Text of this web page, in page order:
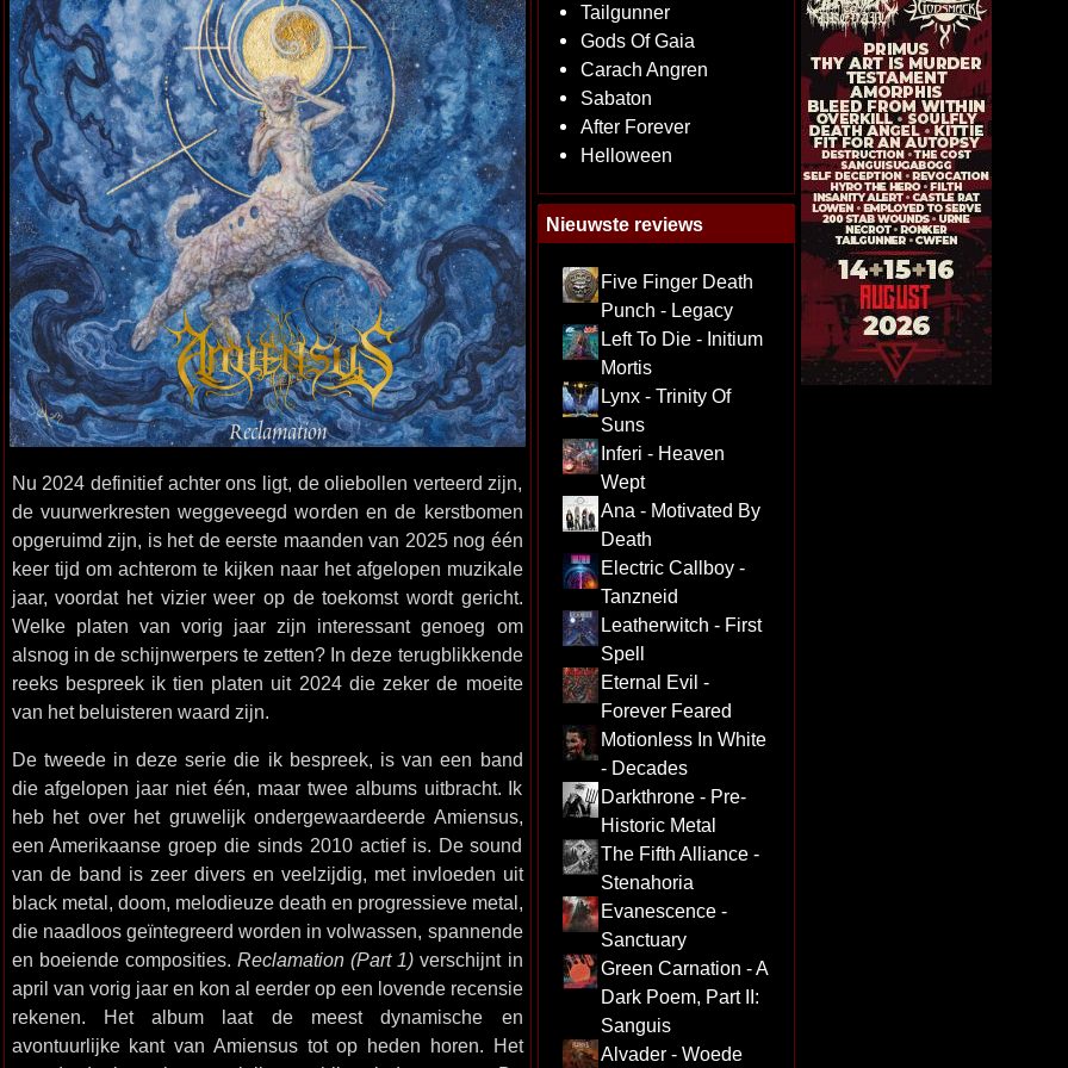
Nu 2024 definitief achter ons ligt, de oliebollen verteerd zijn,
de vuurwerkresten weggeveegd worden en de kerstbomen
opgeruimd zijn, is het de eerste maanden van 2025 nog één
keer tijd om achterom te kijken naar het afgelopen muzikale
jaar, voordat het vizier weer op de toekomst wordt gericht.
Welke platen van vorig jaar zijn interessant genoeg om
alsnog in de schijnwerpers te zetten? In deze terugblikkende
reeks bespreek ik tien platen uit 2024 die zeker de moeite
van het beluisteren waard zijn.
De tweede in deze serie die ik bespreek, is van een band
die afgelopen jaar niet één, maar twee albums uitbracht. Ik
heb het over het gruwelijk ondergewaardeerde Amiensus,
een Amerikaanse groep die sinds 2010 actief is. De sound
van de band is zeer divers en veelzijdig, met invloeden uit
black metal, doom, melodieuze death en progressieve metal,
die naadloos geïntegreerd worden in volwassen, spannende
en boeiende composities. Reclamation (Part 1) verschijnt in
april van vorig jaar en kon al eerder op een lovende recensie
rekenen. Het album laat de meest dynamische en
avontuurlijke kant van Amiensus tot op heden horen. Het
Tailgunner
Gods Of Gaia
Carach Angren
Sabaton
After Forever
Helloween
Nieuwste reviews
Five Finger Death
Punch - Legacy
Left To Die - Initium
Mortis
Lynx - Trinity Of
Suns
Inferi - Heaven
Wept
Ana - Motivated By
Death
Electric Callboy -
Tanzneid
Leatherwitch - First
Spell
Eternal Evil -
Forever Feared
Motionless In White
- Decades
Darkthrone - Pre-
Historic Metal
The Fifth Alliance -
Stenahoria
Evanescence -
Sanctuary
Green Carnation - A
Dark Poem, Part II:
Sanguis
Alvader - Woede